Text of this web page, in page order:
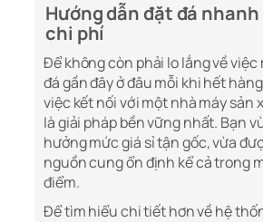
Hướng dẫn đặt đá nhanh
chi phí
Để không còn phải lo lắng về
đá gần đây ở đâu mỗi khi hết
việc kết nối với một nhà máy sản
là giải pháp bền vững nhất. Bạn
hưởng mức giá sỉ tận gốc, vừa
nguồn cung ổn định kể cả trong
điểm.
Để tìm hiểu chi tiết hơn về hệ